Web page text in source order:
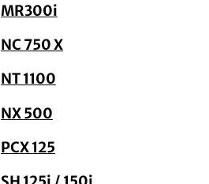
MR300i
NC 750 X
NT 1100
NX 500
PCX 125